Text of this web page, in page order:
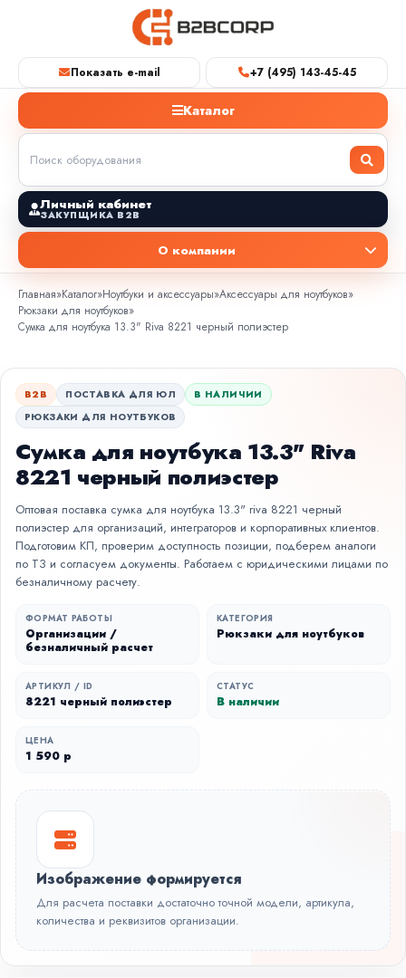
Показать e-mail +7 (495) 143-45-45
Каталог
Личный кабинет
ЗАКУПЩИКА B2B
О компании
Главная»Каталог»Ноутбуки и аксессуары»Аксессуары для ноутбуков»
Рюкзаки для ноутбуков»
Сумка для ноутбука 13.3" Riva 8221 черный полиэстер
B2B ПОСТАВКА ДЛЯ ЮЛ
В НАЛИЧИИ
РЮКЗАКИ ДЛЯ НОУТБУКОВ
Сумка для ноутбука 13.3" Riva
8221 черный полиэстер
Оптовая поставка сумка для ноутбука 13.3" riva 8221 черный
полиэстер для организаций, интеграторов и корпоративных клиентов.
Подготовим КП, проверим доступность позиции, подберем аналоги
по ТЗ и согласуем документы. Работаем с юридическими лицами по
безналичному расчету.
ФОРМАТ РАБОТЫ
Организации /
безналичный расчет
КАТЕГОРИЯ
Рюкзаки для ноутбуков
АРТИКУЛ / ID
8221 черный полиэстер
СТАТУС
В наличии
ЦЕНА
1 590 р
Изображение формируется
Для расчета поставки достаточно точной модели, артикула,
количества и реквизитов организации.